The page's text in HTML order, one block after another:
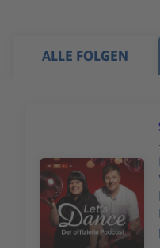
ALLE FOLGEN
Audiotitel - Sonya